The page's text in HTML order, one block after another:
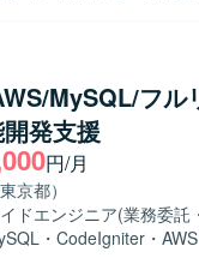
の魅力】 自社サービス
、サービス全体を見据
駆動開発など新しい開発手法
AWS、MySQL、
MySQL/フ
発支援
円/月
京都）
ドエンジニア(業務委託
・ CodeIgniter ・ AWS